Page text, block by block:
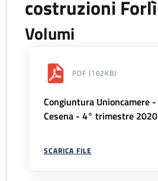
costruzioni
Volumi
PDF (162KB)
Congiuntura Unioncamere
Cesena - 4° trimestre 2020
SCARICA FILE